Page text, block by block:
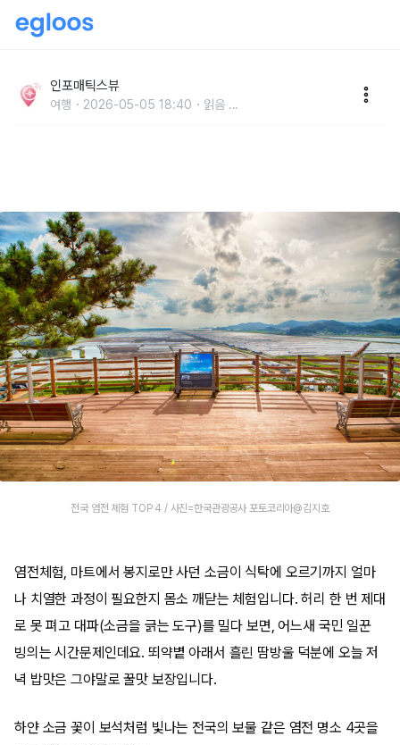
처럼 일하면 오늘 저녁 밥맛 꿀맛입니다
인포매틱스뷰
여행 2026-05-05 18:40 읽음 ...
전국 염전 체험 TOP 4 / 사진=한국관광공사 포토코리아@김지호
염전체험, 마트에서 봉지로만 사던 소금이 식탁에 오르기까지 얼마
나 치열한 과정이 필요한지 몸소 깨닫는 체험입니다. 허리 한 번 제대
로 못 펴고 대파(소금을 긁는 도구)를 밀다 보면, 어느새 국민 일꾼
빙의는 시간문제인데요. 뙤약볕 아래서 흘린 땀방울 덕분에 오늘 저
녁 밥맛은 그야말로 꿀맛 보장입니다.
하얀 소금 꽃이 보석처럼 빛나는 전국의 보물 같은 염전 명소 4곳을